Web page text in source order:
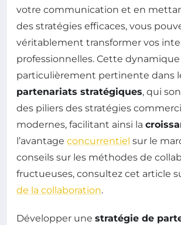
votre communication et en
des stratégies efficaces, vous
véritablement transformer vos
professionnelles. Cette
particulièrement pertinente dans
partenariats stratégiques, qui
des piliers des stratégies
modernes, facilitant ainsi la
l’avantage concurrentiel sur le
conseils sur les méthodes de
fructueuses, consultez cet article
de la collaboration.
Développer une stratégie de